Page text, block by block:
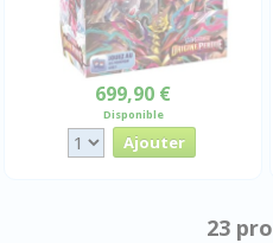
699,90 €
Disponible
23